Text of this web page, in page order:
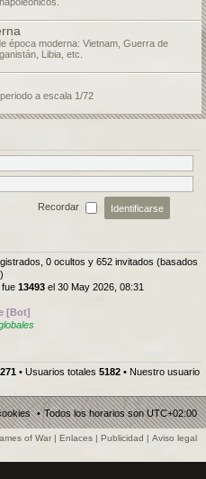
época moderna: Vietnam, Guerra de
Libia, etc.
a escala 1/72
Recordar
0 ocultos y 652 invitados (basados
fue 13493 el 30 May 2026, 08:31
[Bot]
• Usuarios totales 5182 • Nuestro usuario
Todos los horarios sonUTC+02:00
of War | Enlaces | Publicidad | Aviso legal